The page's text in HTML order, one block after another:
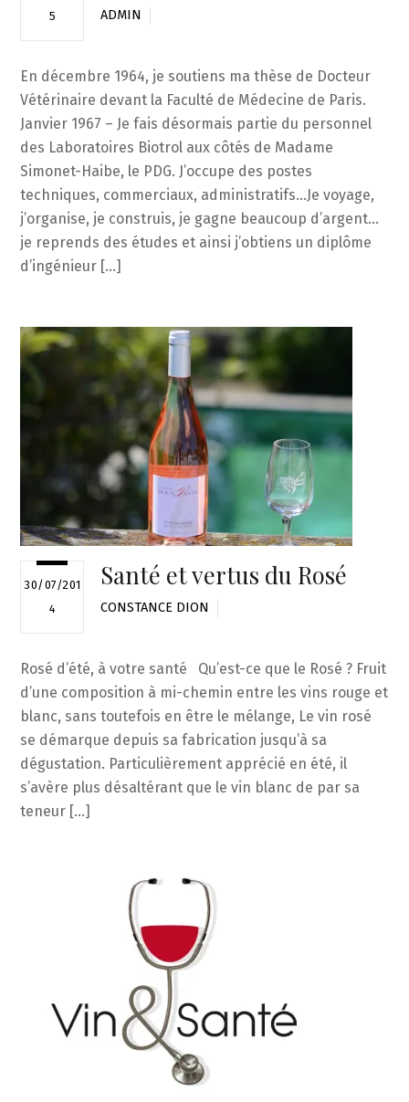
5
ADMIN
En décembre 1964, je soutiens ma thèse de Docteur
Vétérinaire devant la Faculté de Médecine de Paris.
Janvier 1967 – Je fais désormais partie du personnel
des Laboratoires Biotrol aux côtés de Madame
Simonet-Haibe, le PDG. J’occupe des postes
techniques, commerciaux, administratifs…Je voyage,
j’organise, je construis, je gagne beaucoup d’argent…
je reprends des études et ainsi j’obtiens un diplôme
d’ingénieur […]
30/07/201
4
Santé et vertus du Rosé
CONSTANCE DION
Rosé d’été, à votre santé Qu’est-ce que le Rosé ? Fruit
d’une composition à mi-chemin entre les vins rouge et
blanc, sans toutefois en être le mélange, Le vin rosé
se démarque depuis sa fabrication jusqu’à sa
dégustation. Particulièrement apprécié en été, il
s’avère plus désaltérant que le vin blanc de par sa
teneur […]